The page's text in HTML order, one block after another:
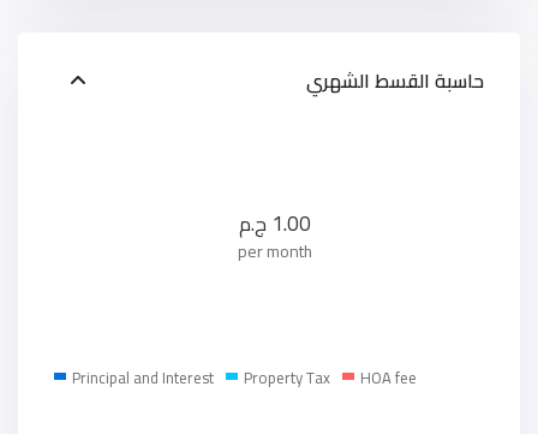
حاسبة القسط الشهري
1.00 ج.م
per month
Principal and Interest Property Tax HOA fee